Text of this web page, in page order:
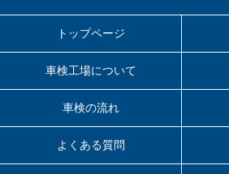
トップページ
車検工場について
車検の流れ
よくある質問